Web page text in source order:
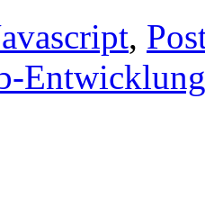
,
Entwicklung